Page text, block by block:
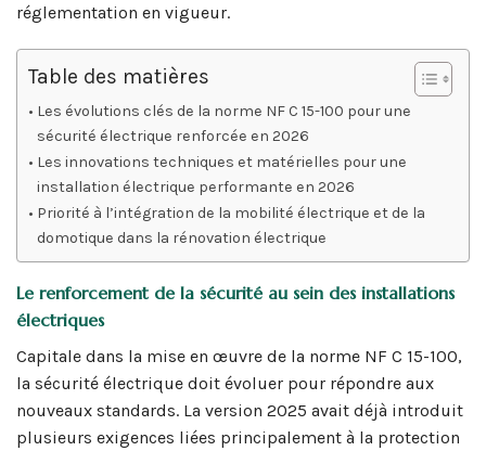
réglementation en vigueur.
Table des matières
Les évolutions clés de la norme NF C 15-100 pour une
sécurité électrique renforcée en 2026
Les innovations techniques et matérielles pour une
installation électrique performante en 2026
Priorité à l’intégration de la mobilité électrique et de la
domotique dans la rénovation électrique
Le renforcement de la sécurité au sein des installations
électriques
Capitale dans la mise en œuvre de la norme NF C 15-100,
la sécurité électrique doit évoluer pour répondre aux
nouveaux standards. La version 2025 avait déjà introduit
plusieurs exigences liées principalement à la protection